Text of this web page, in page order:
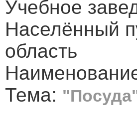
Учебное
Населённый
область
Тема: